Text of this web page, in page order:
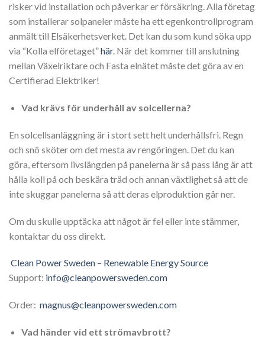
risker vid installation och påverkar er försäkring. Alla företag
som installerar solpaneler måste ha ett egenkontrollprogram
anmält till Elsäkerhetsverket. Det kan du som kund söka upp
via “Kolla elföretaget”här. När det kommer till anslutning
mellan Växelriktare och Fasta elnätet måste det göra av en
Certifierad Elektriker!
Vad krävs för underhåll av solcellerna?
En solcellsanläggning är i stort sett helt underhållsfri. Regn
och snö sköter om det mesta av rengöringen. Det du kan
göra, eftersom livslängden på panelerna är så pass lång är att
hålla koll på och beskära träd och annan växtlighet så att de
inte skuggar panelerna så att deras elproduktion går ner.
Om du skulle upptäcka att något är fel eller inte stämmer,
kontaktar du oss direkt.
Clean Power Sweden – Renewable Energy Source
Support: info@cleanpowersweden.com
Order: magnus@cleanpowersweden.com
Vad händer vid ett strömavbrott?